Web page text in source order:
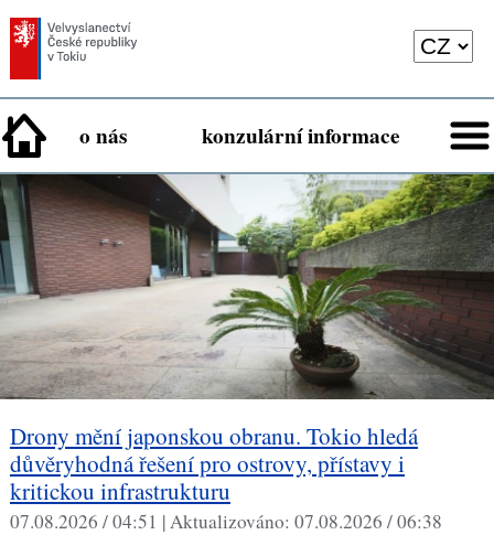
o nás konzulární informace
Drony mění japonskou obranu. Tokio hledá
důvěryhodná řešení pro ostrovy, přístavy i
kritickou infrastrukturu
07.08.2026 / 04:51 |Aktualizováno: 07.08.2026 / 06:38